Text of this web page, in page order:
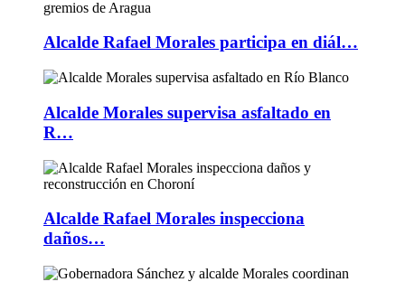
Alcalde Rafael Morales participa en diál…
Alcalde Morales supervisa asfaltado en
R…
Alcalde Rafael Morales inspecciona
daños…